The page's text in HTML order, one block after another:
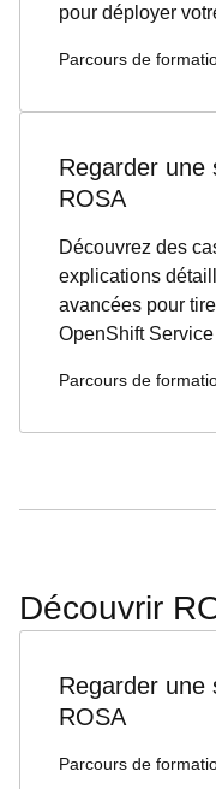
pour déployer
Parcours de
Regarder une
ROSA
Découvrez des
explications
avancées pour
OpenShift
Parcours de
Découvrir
Regarder une
ROSA
Parcours de